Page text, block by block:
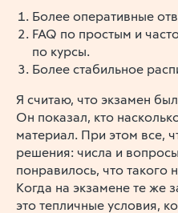
Более оперативные
FAQ по простым и
по курсы.
Более стабильное
Я считаю, что экзамен
Он показал, кто
материал. При этом все,
решения: числа и
понравилось, что такого
Когда на экзамене те же
это тепличные условия,